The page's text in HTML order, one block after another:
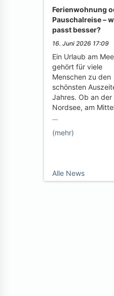
Ferienwohnung
Pauschalreise –
passt besser?
16. Juni 2026 17:09
Ein Urlaub am
gehört für viele
Menschen zu den
schönsten
Jahres. Ob an der
Nordsee, am
…
(mehr)
Alle News